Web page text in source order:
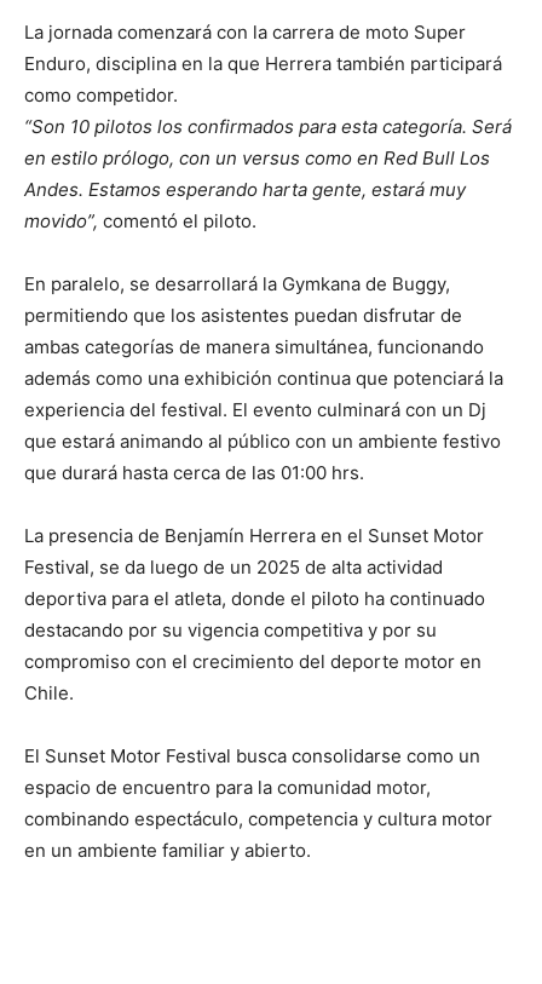
La jornada comenzará con la carrera de moto Super
Enduro, disciplina en la que Herrera también participará
como competidor.
“Son 10 pilotos los confirmados para esta categoría. Será
en estilo prólogo, con un versus como en Red Bull Los
Andes. Estamos esperando harta gente, estará muy
movido”, comentó el piloto.
En paralelo, se desarrollará la Gymkana de Buggy,
permitiendo que los asistentes puedan disfrutar de
ambas categorías de manera simultánea, funcionando
además como una exhibición continua que potenciará la
experiencia del festival. El evento culminará con un Dj
que estará animando al público con un ambiente festivo
que durará hasta cerca de las 01:00 hrs.
La presencia de Benjamín Herrera en el Sunset Motor
Festival, se da luego de un 2025 de alta actividad
deportiva para el atleta, donde el piloto ha continuado
destacando por su vigencia competitiva y por su
compromiso con el crecimiento del deporte motor en
Chile.
El Sunset Motor Festival busca consolidarse como un
espacio de encuentro para la comunidad motor,
combinando espectáculo, competencia y cultura motor
en un ambiente familiar y abierto.